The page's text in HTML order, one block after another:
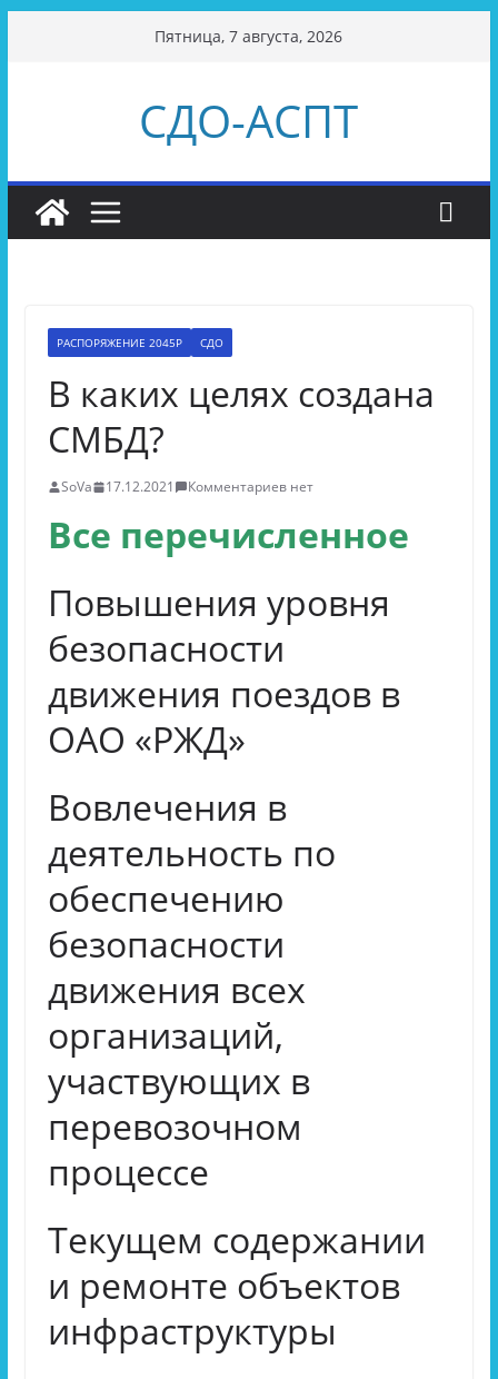
Пятница, 7 августа, 2026
СДО-АСПТ
РАСПОРЯЖЕНИЕ 2045Р СДО
В каких целях создана
СМБД?
SoVa 17.12.2021 Комментариев нет
Все перечисленное
Повышения уровня
безопасности
движения поездов в
ОАО «РЖД»
Вовлечения в
деятельность по
обеспечению
безопасности
движения всех
организаций,
участвующих в
перевозочном
процессе
Текущем содержании
и ремонте объектов
инфраструктуры